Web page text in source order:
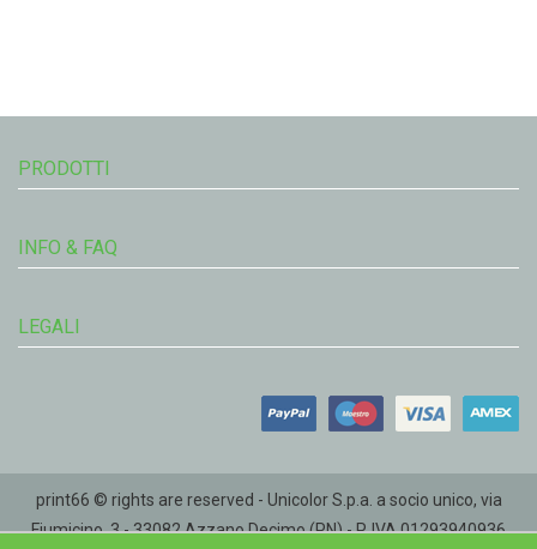
PRODOTTI
INFO & FAQ
LEGALI
print66 © rights are reserved - Unicolor S.p.a. a socio unico, via
Fiumicino, 3 - 33082 Azzano Decimo (PN) - P. IVA 01293940936